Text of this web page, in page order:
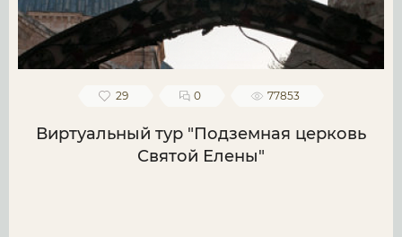
29 0 77853
Виртуальный тур "Подземная церковь
Святой Елены"